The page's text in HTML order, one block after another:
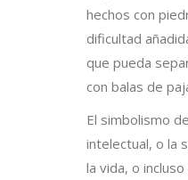
hechos con
dificultad
que pueda
con balas de
El simbolismo
intelectual, o la
la vida, o